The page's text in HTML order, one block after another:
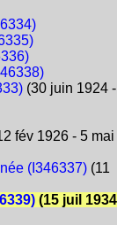
(30 juin 1924 -
fév 1926 - 5 mai
(I346337)(11
(15 juil